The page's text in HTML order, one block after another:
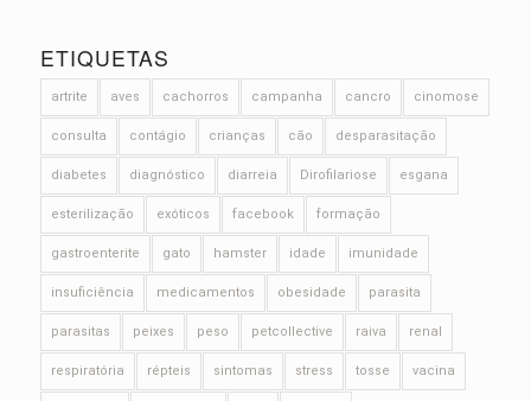
ETIQUETAS
artrite aves cachorros campanha cancro cinomose
consulta contágio crianças cão desparasitação
diabetes diagnóstico diarreia Dirofilariose esgana
esterilização exóticos facebook formação
gastroenterite gato hamster idade imunidade
insuficiência medicamentos obesidade parasita
parasitas peixes peso petcollective raiva renal
respiratória répteis sintomas stress tosse vacina